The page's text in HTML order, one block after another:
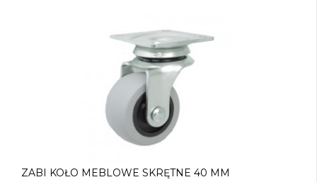
ZABI KOŁO MEBLOWE SKRĘTNE 40 MM